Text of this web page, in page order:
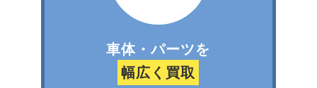
車体・パーツを
幅広く買取